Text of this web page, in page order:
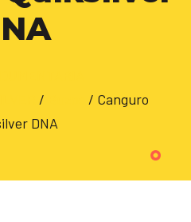
/
/ Canguro
DNA